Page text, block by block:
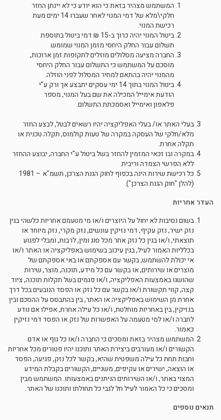
המשתמש מצהיר בזאת כי הוא יודע כי לא יינתן החזר
חלקי\מלא של דמי המנוי לאחר שעברו 14 ימים מעת
רכישת המנוי.
ביטול המנוי יהיה כרוך ב-15 ₪ דמי ביטול בתוספת
תשלום עבור החלק היחסי מזמן המנוי שמומש.
החברה מציעה מסלולים מוזלים לתקופות זמן ארוכות,
מוסכם על המשתמש כי התשלום עבור החלק היחסי
מהמנוי יהיה בהתאם למחיר המסלול לפני הוזלה.
ביטול המנוי בתוך 14 ימי עסקים יתבצע אך ורק ע"י
הודעת אימייל המכילה את שם בעל המנוי, מספר
פלאפון ואימייל ואסמכתת התשלום.
בעלי האתר או/ בעלי האפליקציה יהיו רשאים לבטל, לבצע החזר
מלא/חלקי של העסקה במקרה של טעות קולמוס, תקלה טכנית או
תקלה אחרת.
במקרה ובו זכאי המזמין להחזר בשל ביטול ע"י החברה, יבוצע ההחזר
ללא הפרשי הצמדה וריבית.
כל רכישת שירות הינה בכפוף לחוק הגנת הצרכן, תשמ"א – 1981
(להלן "חוק הגנת הצרכן").
העדר אחריות
בשום נסיבות לא יחול על היוצרים ו/או מי מטעמם אחריות כלשהי בגין
נזק ישיר, נזק עקיף, דמי נזיקין עונשים, נזק מקרי, נזק מיוחד או
תוצאתי, ו/או בגין כל נזק אחר מכל סוג ומין, לרבות, ומבלי לפגוע
בכלליות האמור לעיל, בגין עיכוב בשימוש באפליקציה או האתר ו/או
אי יכולת להשתמש, בקשר עם אספקתם או באי אספקתם של
מוצרים או שירותים, או בקשר עם כל מידע, תוכנה, מוצר, שירות
שהושגו באמצעות האפליקציה, ו/או פגמים בשל תקלות תוכנה, ציוד
קצה, קווי תקשורת ו/או בקשר עם כל נזק או הפסד הנובעים בכל דרך
אחרת מן השימוש באפליקציה או האתר, בין בהתבסס על ההסכם ובין
בנזיקין, בין באחריות מוחלטת, ו/או כל עילה אחרת, אפילו אם נודע
לחברה ו/או למי מטעמה על האפשרות של נזק או הפסד דמי נזיקין
כאמור.
המשתמש מצהיר בזאת ומסכים כי החברה ו/או כל גוף או אדם
הקשורים ו/או מעורבים ביצירת האתר ותוכנו יהיו פטורים מכל אחריות
וחבות תחת כל עילה משפטית שהיא, בקשר לכל נזק, פגיעה, הפסד
או הוצאה, ישירים או עקיפים, משניים, הקשורים בקבלת המידע
המצוי באתר, ו/או השירותים הניתנים באמצעותו. המשתמש מבין
ומסכים כי כל האמור לעיל חל לגבי כל תחולתו ותוכנו של האתר.
תנאים נוספים